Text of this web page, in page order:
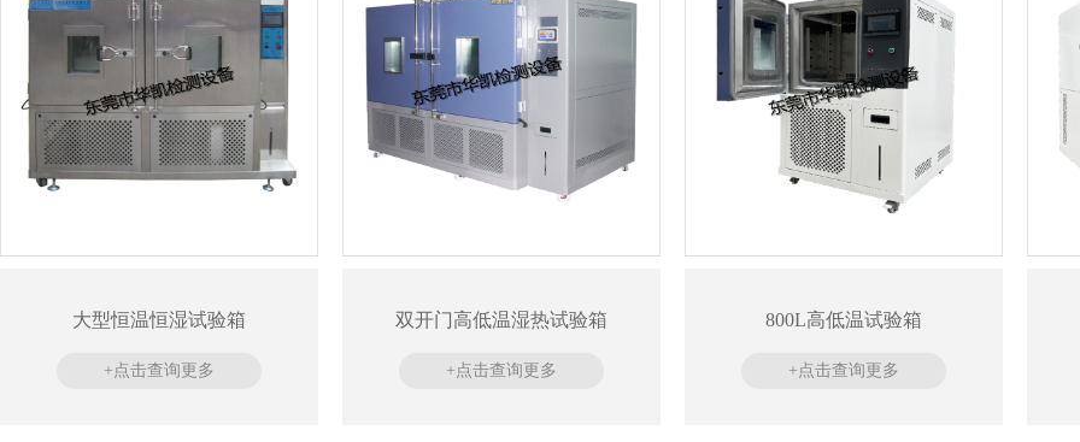
大型恒温恒湿试验箱
+点击查询更多
双开门高低温湿热试验箱
+点击查询更多
800L高低温试验箱
+点击查询更多